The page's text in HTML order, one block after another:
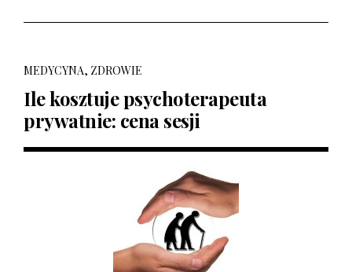
MEDYCYNA, ZDROWIE
Ile kosztuje psychoterapeuta
prywatnie: cena sesji